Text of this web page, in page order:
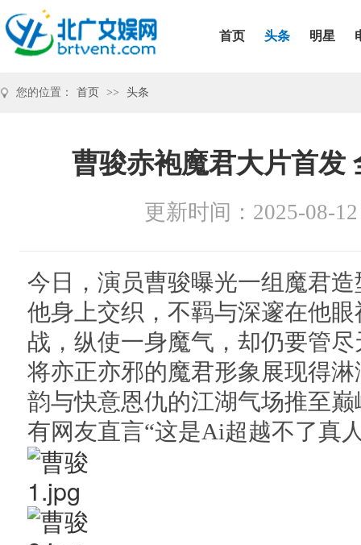
首页 头条 明星
您的位置： 首页 >> 头条
曹骏赤袍魔君大片首发
更新时间：2025-08-12
今日，演员曹骏曝光一组魔君
他身上交织，不羁与深邃在他
战，纵使一身魔气，却仍要管
将亦正亦邪的魔君形象展现得
韵与快意恩仇的江湖气场推至
有网友直言“这是Ai超越不了真